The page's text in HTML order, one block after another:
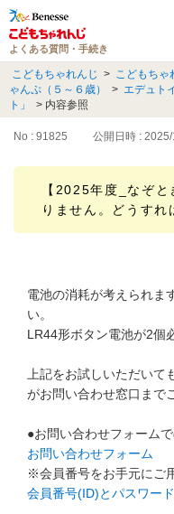
よくある質問・手続き
登録情報の変更・各種
会員ページへログイ
お客様サポート(手続き
よくある質問・お問い
カテゴリーから探す
他の講座のよくある質
進研ゼミ 中学講座
進研ゼミ 中学講座
進研ゼミ 高校講座
こどもちゃれんじ > こどもちゃ
ゃんぷ（５～６歳）
> エデュト
ト」
> 内容参照
No : 91825 公開日時 :
【2025年度_なぞ
りません。どうすれ
電池の消耗が考えられま
い。
LR44形ボタン電池が2個
上記をお試しいただい
がお問い合わせ窓口まで
●お問い合わせフォーム
お問い合わせフォーム
※会員番号をお手元にご
会員番号(ID)とパスワー